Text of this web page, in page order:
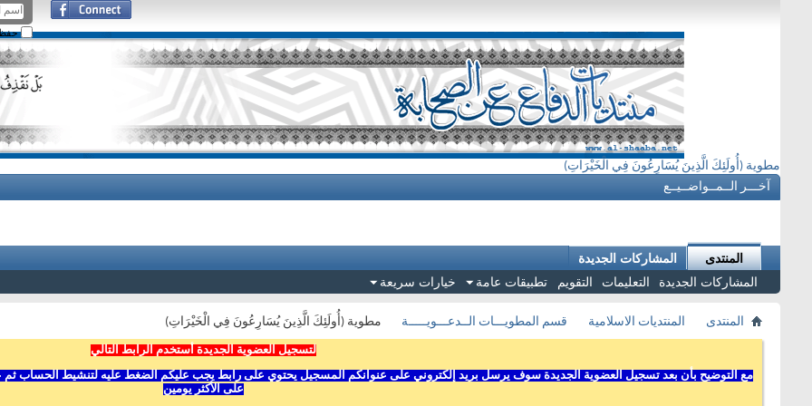
حفظ
مطوية (أُولَئِكَ الَّذِينَ يُسَارِعُونَ فِي الْخَيْرَاتِ)
آخـــر الــمــواضــيــع
المنتدى
المشاركات الجديدة
التعليمات التقويم تطبيقات عامة خيارات سريعة
المشاركات الجديدة
المنتدى المنتديات الاسلامية قسم المطويـــات الــدعـــويـــــة مطوية (أُولَئِكَ الَّذِينَ يُسَارِعُونَ فِي الْخَيْرَاتِ)
لتسجيل العضوية الجديدة أستخدم الرابط التالي
مع التوضيح بأن بعد تسجيل العضوية الجديدة سوف يرسل بريد إلكتروني على عنوانكم المسجيل يحتوي على رابط يجب عليكم الضغط عليه لتنشيط الحساب ثم
على الأكثر يومين